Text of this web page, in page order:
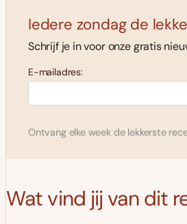
Iedere zondag de
Schrijf je in voor onze gratis
E-mailadres:
Ontvang elke week de lekkerste
Wat vind jij van dit